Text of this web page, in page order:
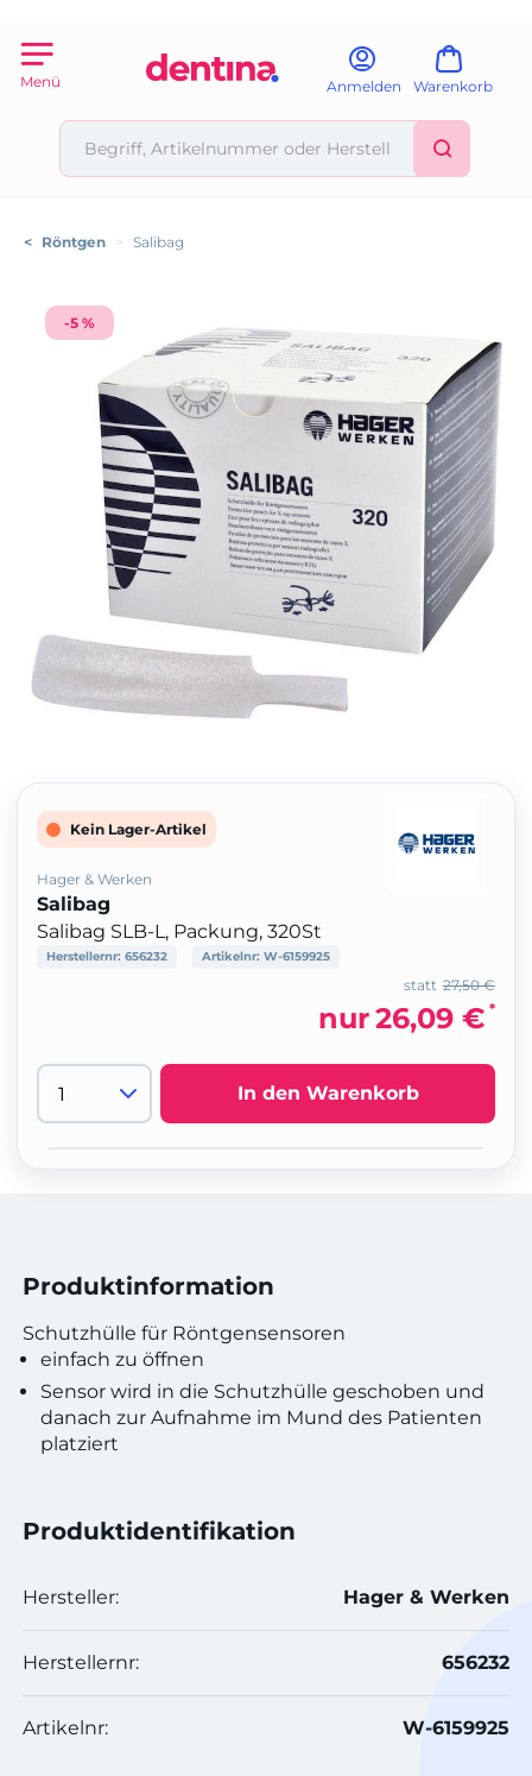
Menü Anmelden Warenkorb
< Röntgen > Salibag
-5 %
Kein Lager-Artikel
Hager & Werken
Salibag
Salibag SLB-L, Packung, 320St
Herstellernr: 656232 Artikelnr: W-6159925
27,50 €
statt
nur26,09 € *
In den Warenkorb
Produktinformation
Schutzhülle für Röntgensensoren
einfach zu öffnen
Sensor wird in die Schutzhülle geschoben und
danach zur Aufnahme im Mund des Patienten
platziert
Produktidentifikation
Hersteller: Hager & Werken
Herstellernr: 656232
Artikelnr: W-6159925